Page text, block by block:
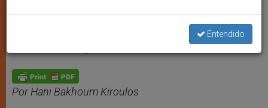
W
s
p
p
M
e
g
e
r
F
b
o
k
T
t
S
e
Por Hani Bakhoum Kiroulos
Entendido